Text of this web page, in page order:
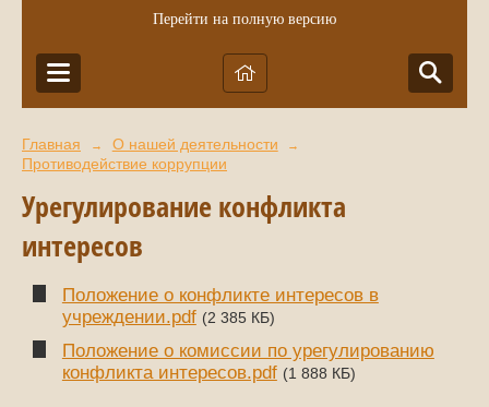
Перейти на полную версию
Главная → О нашей деятельности →
Противодействие коррупции
Урегулирование конфликта
интересов
Положение о конфликте интересов в
учреждении.pdf (2 385 КБ)
Положение о комиссии по урегулированию
конфликта интересов.pdf (1 888 КБ)